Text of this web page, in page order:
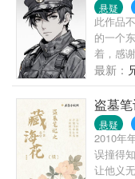
悬疑
此作品
的一个
着，感
最新：
字数没
盗墓笔
悬疑
2010年
误撞得
让他义